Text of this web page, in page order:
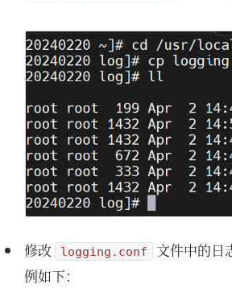
修改 logging.conf 文件中的日
例如下：